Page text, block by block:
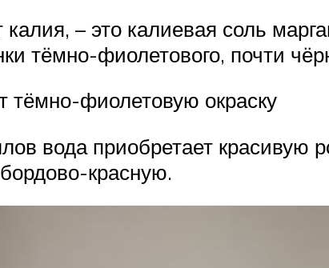
калия, – это калиевая соль
тёмно-фиолетового, почти
тёмно-фиолетовую окраску
вода приобретает
красную.